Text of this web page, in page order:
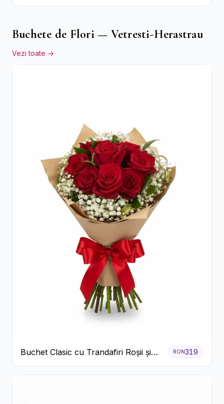
cu Trandafiri și Crizanteme
Buchete de Flori — Vetresti-Herastrau
Vezi toate →
Buchet Clasic cu Trandafiri Roșii și
Gypsophila
RON319